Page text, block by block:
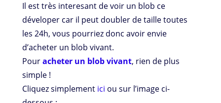
Il est très interesant de voir un blob ce
déveloper car il peut doubler de taille toutes
les 24h, vous pourriez donc avoir envie
d’acheter un blob vivant.
Pouracheter un blob vivant, rien de plus
simple !
Cliquez simplement ici ou sur l’image ci-